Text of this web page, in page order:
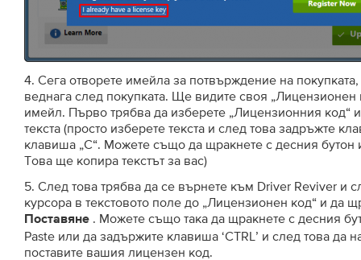
4. Сега отворете имейла за потвърждение на
веднага след покупката. Ще видите своя „Лицензионен
имейл. Първо трябва да изберете „Лицензионния код“
текста (просто изберете текста и след това задръжте
клавиша „C“. Можете също да щракнете с десния бутон
Това ще копира текстът за вас)
5. След това трябва да се върнете към Driver Reviver и
курсора в текстовото поле до „Лицензионен код“ и да
Поставяне . Можете също така да щракнете с десния
Paste или да задържите клавиша ‘CTRL’ и след това да
поставите вашия лицензен код.